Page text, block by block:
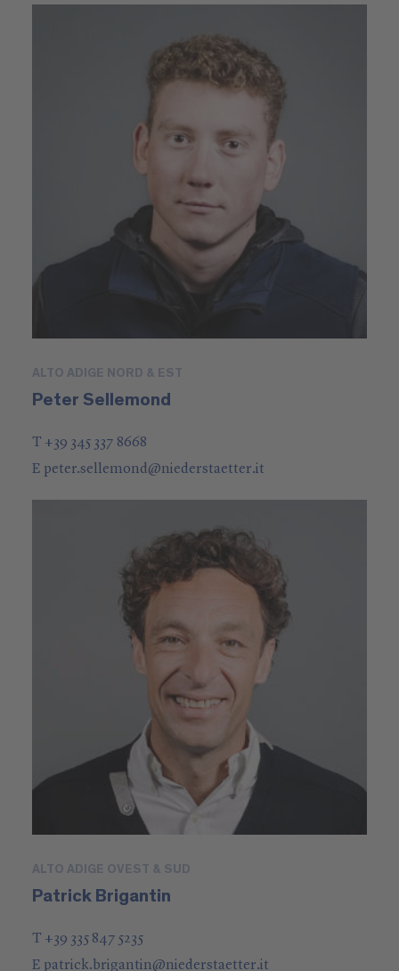
ALTO ADIGE NORD & EST
Peter Sellemond
T +39 345 337 8668
E peter.sellemond@niederstaetter.it
ALTO ADIGE OVEST & SUD
Patrick Brigantin
T +39 335 847 5235
E patrick.brigantin@niederstaetter.it